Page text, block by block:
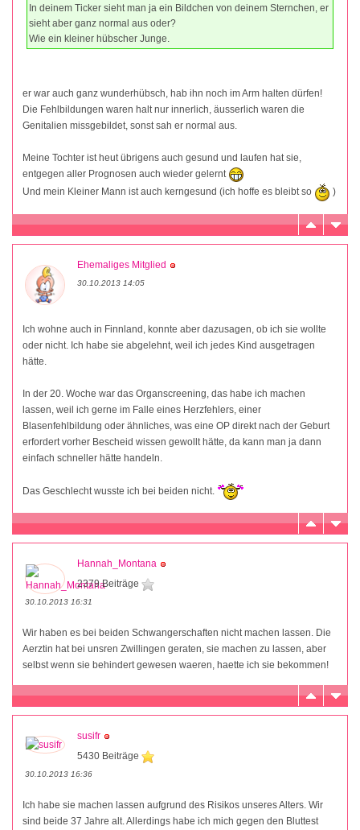
In deinem Ticker sieht man ja ein Bildchen von deinem Sternchen, er
sieht aber ganz normal aus oder?
Wie ein kleiner hübscher Junge.
er war auch ganz wunderhübsch, hab ihn noch im Arm halten dürfen!
Die Fehlbildungen waren halt nur innerlich, äusserlich waren die
Genitalien missgebildet, sonst sah er normal aus.
Meine Tochter ist heut übrigens auch gesund und laufen hat sie,
entgegen aller Prognosen auch wieder gelernt
Und mein Kleiner Mann ist auch kerngesund (ich hoffe es bleibt so
)
Ehemaliges Mitglied
30.10.2013 14:05
Ich wohne auch in Finnland, konnte aber dazusagen, ob ich sie wollte
oder nicht. Ich habe sie abgelehnt, weil ich jedes Kind ausgetragen
hätte.
In der 20. Woche war das Organscreening, das habe ich machen
lassen, weil ich gerne im Falle eines Herzfehlers, einer
Blasenfehlbildung oder ähnliches, was eine OP direkt nach der Geburt
erfordert vorher Bescheid wissen gewollt hätte, da kann man ja dann
einfach schneller hätte handeln.
Das Geschlecht wusste ich bei beiden nicht.
Hannah_Montana
2379 Beiträge
30.10.2013 16:31
Wir haben es bei beiden Schwangerschaften nicht machen lassen. Die
Aerztin hat bei unsren Zwillingen geraten, sie machen zu lassen, aber
selbst wenn sie behindert gewesen waeren, haette ich sie bekommen!
susifr
5430 Beiträge
30.10.2013 16:36
Ich habe sie machen lassen aufgrund des Risikos unseres Alters. Wir
sind beide 37 Jahre alt. Allerdings habe ich mich gegen den Bluttest